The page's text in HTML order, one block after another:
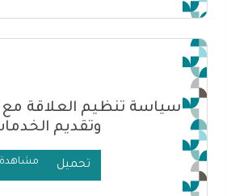
سياسة تنظيم العلاقة
وتقديم
تحميل مشاهدة